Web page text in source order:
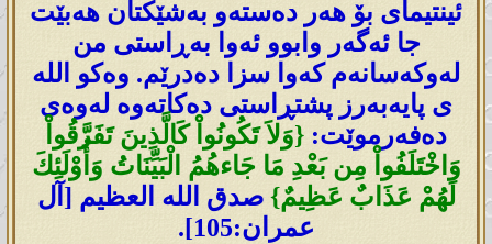
ئینتیمای بۆ ھەر دەستەو بەشێکتان ھەبێت
جا ئەگەر وابوو ئەوا بەڕاستی من
لەوکەسانەم کەوا سزا دەدرێم. وەکو اللە
ی پایەبەرز پشتڕاستی دەکاتەوە لەوەی
دەفەرموێت: {وَلاَ تَكُونُواْ كَالَّذِينَ تَفَرَّقُواْ
وَاخْتَلَفُواْ مِن بَعْدِ مَا جَاءهُمُ الْبَيِّنَاتُ وَأُوْلَئِكَ
لَهُمْ عَذَابٌ عَظِيمٌ} صدق الله العظيم [آل
عمران:105].